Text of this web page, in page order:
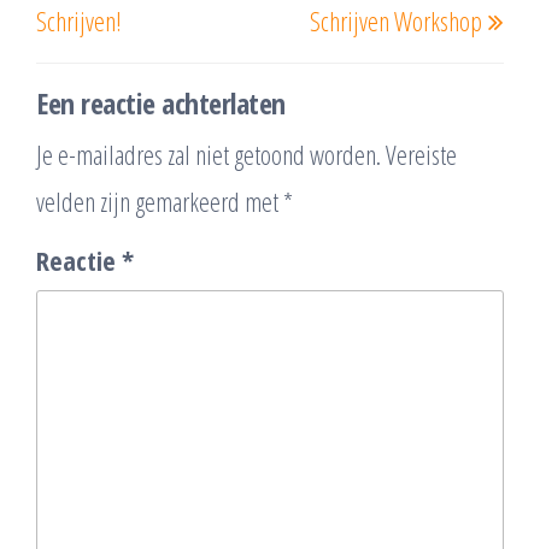
Schrijven!
Schrijven Workshop
Een reactie achterlaten
Je e-mailadres zal niet getoond worden.Vereiste
velden zijn gemarkeerd met*
Reactie *